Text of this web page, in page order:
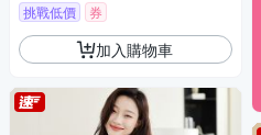
挑戰低價 券
加入購物車